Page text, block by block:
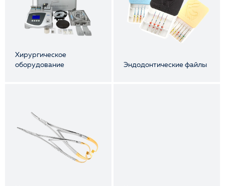
Хирургическое
оборудование
Эндодонтические файлы